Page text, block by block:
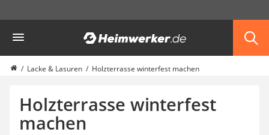
Haus & Bau
Außenleuchte mit Kamera
Ozongenerator
Smart-Home-Rauchmelder
Schlüsseltresor
Überwachungskameras außen
Lacke & Lasuren Holzterrasse winterfest machen
Holzterrasse winterfest
machen